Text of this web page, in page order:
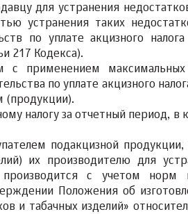
для устранения
устранения таких
по уплате акцизного
217 Кодекса).
с применением
по уплате акцизного
(продукции).
налогу за отчетный период, в
подакцизной
их производителю для
с учетом норм
Положения об
и табачных изделий»